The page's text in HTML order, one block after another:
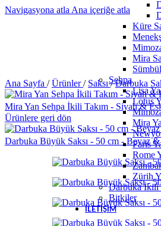
Navigasyona atla Ana içeriğe atla
Küre
Mira
Sehpa
Lisa
Lotus
Mira
Paris
Rome
Zürih
Darbuka İkili
Bitkiler
İLETIŞIM
Ana Sayfa / Ürünler/ Saksı/ Darbuka
Mira Yan Sehpa İkili Takım - Siyah &
Ürünlere geri dön
Darbuka Büyük Saksı - 50 cm - Beyaz